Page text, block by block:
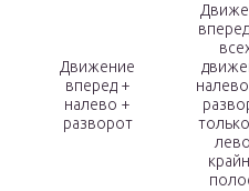
Движение
вперед +
налево +
разворот